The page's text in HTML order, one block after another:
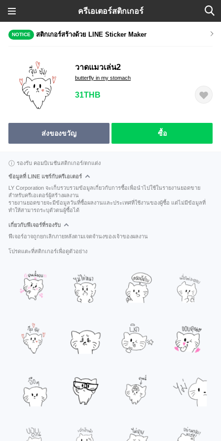
ครีเอเตอร์สติกเกอร์
NOTICE สติกเกอร์สร้างด้วย LINE Sticker Maker
วาดแมวเล่น2
butterfly in my stomach
31THB
ส่งของขวัญ ซื้อ
รองรับ คอมบิเนชันสติกเกอร์/ตกแต่ง
ข้อมูลที่ LINE แชร์กับครีเอเตอร์
LY Corporation จะเก็บรวบรวมข้อมูลเกี่ยวกับการซื้อเพื่อนำไปใช้ในรายงานยอดขาย
สำหรับครีเอเตอร์ผู้สร้างผลงาน
รายงานยอดขายจะมีข้อมูลวันที่ซื้อผลงานและประเทศที่ใช้งานของผู้ซื้อ แต่ไม่มีข้อมูลที่
ทำให้สามารถระบุตัวตนผู้ซื้อได้
เกี่ยวกับฟีเจอร์ที่รองรับ
ฟีเจอร์อาจถูกยกเลิกภายหลังตามเจตจำนงของเจ้าของผลงาน
โปรดแตะที่สติกเกอร์เพื่อดูตัวอย่าง